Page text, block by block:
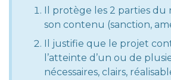
Il protège les 2 parties du
son contenu (sanction,
Il justifie que le projet
l’atteinte d’un ou de
nécessaires, clairs,